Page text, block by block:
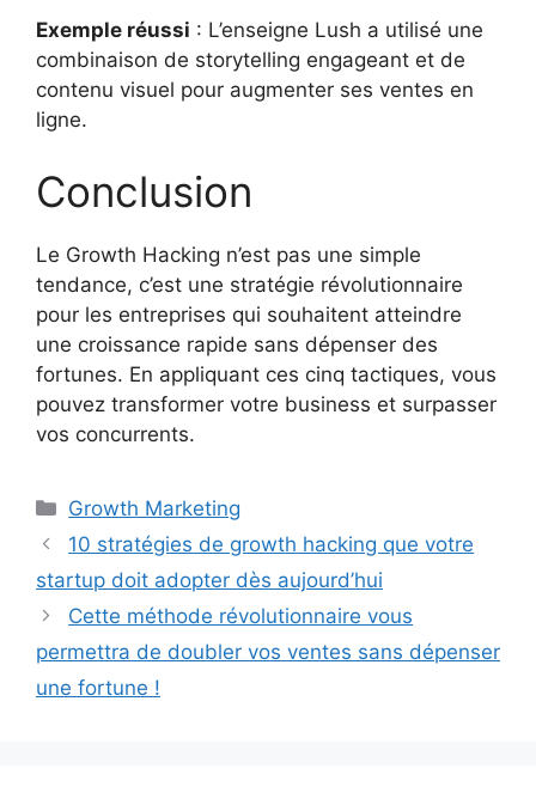
Exemple réussi : L’enseigne Lush a utilisé une
combinaison de storytelling engageant et de
contenu visuel pour augmenter ses ventes en
ligne.
Conclusion
Le Growth Hacking n’est pas une simple
tendance, c’est une stratégie révolutionnaire
pour les entreprises qui souhaitent atteindre
une croissance rapide sans dépenser des
fortunes. En appliquant ces cinq tactiques, vous
pouvez transformer votre business et surpasser
vos concurrents.
Catégories
Growth Marketing
10 stratégies de growth hacking que votre
startup doit adopter dès aujourd’hui
Cette méthode révolutionnaire vous
permettra de doubler vos ventes sans dépenser
une fortune !